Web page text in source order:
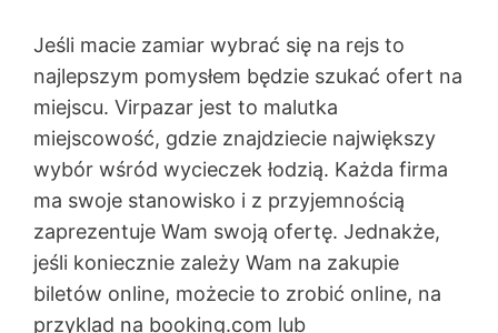
Jeśli macie zamiar wybrać się na rejs to
najlepszym pomysłem będzie szukać ofert na
miejscu. Virpazar jest to malutka
miejscowość, gdzie znajdziecie największy
wybór wśród wycieczek łodzią. Każda firma
ma swoje stanowisko i z przyjemnością
zaprezentuje Wam swoją ofertę. Jednakże,
jeśli koniecznie zależy Wam na zakupie
biletów online, możecie to zrobić online, na
przyklad na booking.com lub